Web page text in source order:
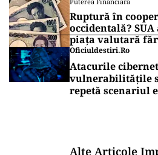
Ruptură în
occidentală?
piața valutară
Oficiuldestiri.ro
Atacurile
vulnerabilitățile
repetă scenariul
Alte Articole